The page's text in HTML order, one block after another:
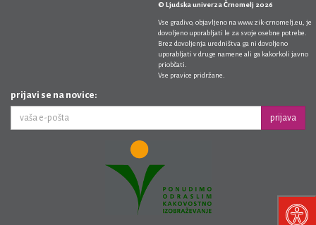
© Ljudska univerza Črnomelj 2026
Vse gradivo, objavljeno na www.zik-crnomelj.eu , je
dovoljeno uporabljati le za svoje osebne potrebe.
Brez dovoljenja uredništva ga ni dovoljeno
uporabljati v druge namene ali ga kakorkoli javno
priobčati.
Vse pravice pridržane.
prijavi se na novice:
prijava